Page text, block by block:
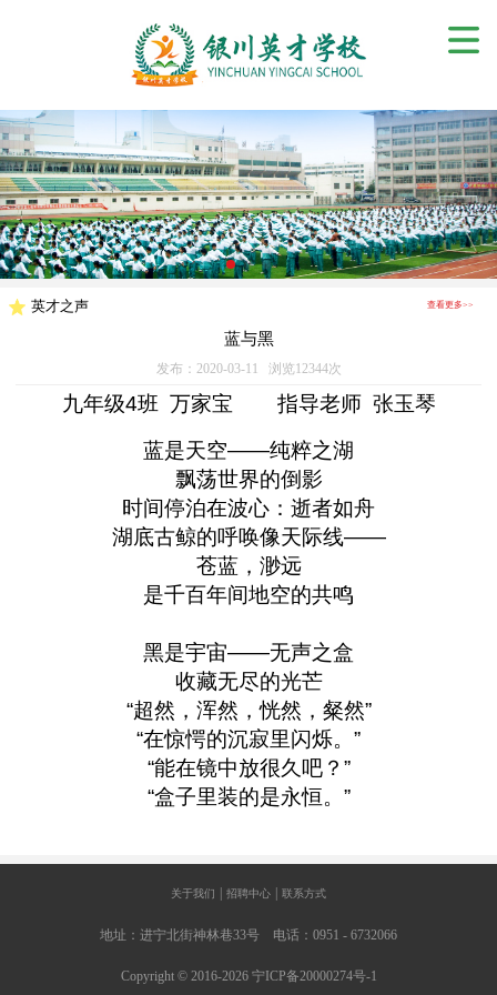
英才之声 查看更多>>
蓝与黑
发布：2020-03-11 浏览12344次
九年级4班 万家宝 指导老师 张玉琴
蓝是天空——纯粹之湖
飘荡世界的倒影
时间停泊在波心：逝者如舟
湖底古鲸的呼唤像天际线——
苍蓝，渺远
是千百年间地空的共鸣
黑是宇宙——无声之盒
收藏无尽的光芒
“超然，浑然，恍然，粲然”
“在惊愕的沉寂里闪烁。 ”
“能在镜中放很久吧？ ”
“盒子里装的是永恒。 ”
关于我们 招聘中心 联系方式
地址：进宁北街神林巷33号 电话：0951 - 6732066
Copyright © 2016-2026 宁ICP备20000274号-1